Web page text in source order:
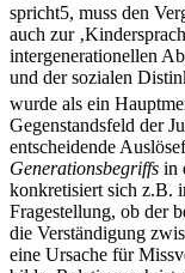
spricht5, muss den
auch zur
intergenerationellen
und der sozialen
wurde als ein
Gegenstandsfeld der
entscheidende
Generationsbegriffs in
konkretisiert sich z.B.
Fragestellung, ob der
die Verständigung
eine Ursache für